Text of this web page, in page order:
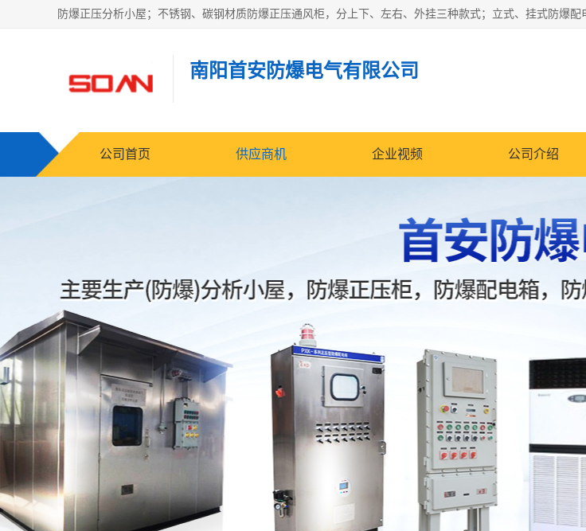
南阳首安防爆电气有限公司
公司首页 供应商机 企业视频 公司介绍